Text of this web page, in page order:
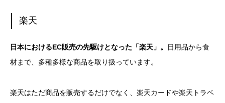
楽天
日本におけるEC販売の先駆けとなった「楽天」。
日用品から食
材まで、多種多様な商品を取り扱っています。
楽天はただ商品を販売するだけでなく、楽天カードや楽天トラベ